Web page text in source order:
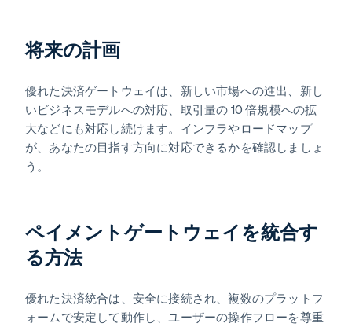
将来の計画
優れた決済ゲートウェイは、新しい市場への進出、新し
いビジネスモデルへの対応、取引量の 10 倍規模への拡
大などにも対応し続けます。インフラやロードマップ
が、あなたの目指す方向に対応できるかを確認しましょ
う。
ペイメントゲートウェイを統合す
る方法
優れた決済統合は、安全に接続され、複数のプラットフ
ォームで安定して動作し、ユーザーの操作フローを尊重